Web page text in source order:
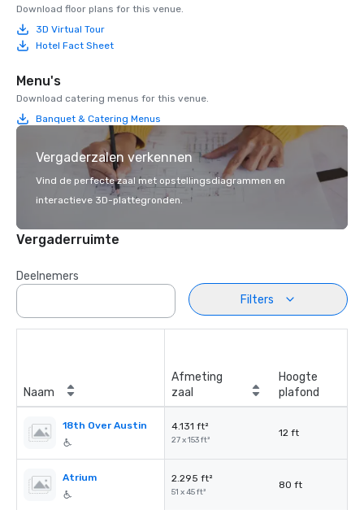
Download floor plans for this venue.
3D Virtual Tour
Hotel Fact Sheet
Menu's
Download catering menus for this venue.
Banquet & Catering Menus
Vergaderzalen verkennen
Vind de perfecte zaal met opstellingsdiagrammen en
interactieve 3D-plattegronden.
Vergaderruimte
Deelnemers
Filters
Naam
Afmeting
zaal
Hoogte
plafond
18th Over Austin 4.131 ft²
27 x 153 ft²
12 ft
Atrium 2.295 ft²
51 x 45 ft²
80 ft